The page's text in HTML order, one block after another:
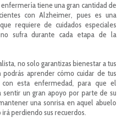
tiene una gran cantidad de
con Alzheimer, pues es una
requiere de cuidados especiales
sufra durante cada etapa de la
no solo garantizas bienestar a tus
podrás aprender cómo cuidar de tus
con esta enfermedad, para que el
un gran apoyo por parte de su
una sonrisa en aquel abuelo
perdiendo sus recuerdos.